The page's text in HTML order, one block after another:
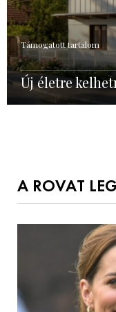
Támogatott tartalom
Új életre
A ROVAT